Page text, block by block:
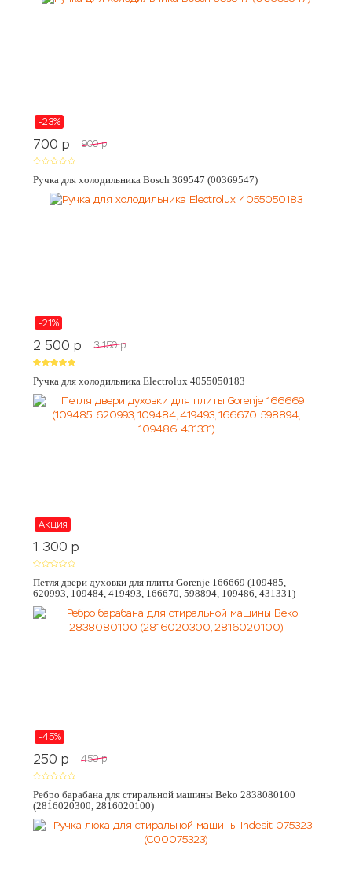
-23%
700 p 900 p
Ручка для холодильника Bosch 369547 (00369547)
-21%
2 500 p 3 150 p
Ручка для холодильника Electrolux 4055050183
Акция
1 300 p
Петля двери духовки для плиты Gorenje 166669 (109485,
620993, 109484, 419493, 166670, 598894, 109486, 431331)
-45%
250 p 450 p
Ребро барабана для стиральной машины Beko 2838080100
(2816020300, 2816020100)